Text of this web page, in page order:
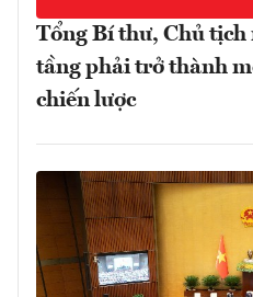
Tổng Bí thư, Chủ
tầng phải trở thành
chiến lược